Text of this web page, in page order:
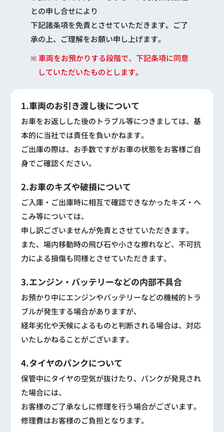
との申し合せにより
下記諸条項を免責とさせていただきます。ご了
承の上、ご理解をお願い申し上げます。
※ 車両をお預かりする段階で、下記条項に同意
していただいたものとします。
1.車両のお引き渡し後について
お車をお返しした後のトラブル等につきましては、基
本的に当社では責任を負いかねます。
ご出庫の際は、お手数ですがお車の状態をお客様ご自
身でご確認ください。
2.お車のキズや破損について
ご入庫・ご出庫時に相互で確認できなかったキズ・へ
こみ等については、
申し訳ございませんが免責とさせていただきます。
また、場内移動時の飛び石や小さな擦れなど、不可抗
力による損傷も同様とさせていただきます。
3.エンジン・バッテリーなどの内部不具合
お預かり中にエンジンやバッテリーなどの機械的トラ
ブルが発生する場合がありますが、
経年劣化や天候によるものと判断される場合は、対応
いたしかねることがございます。
4.タイヤのパンクについて
保管中にタイヤの空気が抜けたり、パンクが発見され
た場合には、
お客様のご了承なしに修理を行う場合がございます。
修理費はお客様のご負担となります。